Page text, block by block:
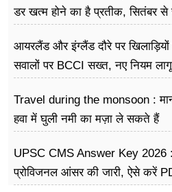
डर खत्म होने का है प्रतीक, सितंबर से
आयरलैंड और इंग्लैंड दौरे पर
सवालों पर BCCI सख्त, नए नियम लागू
Travel during the monsoon :
हवा में घुली नमी का मज़ा ले सकते हैं
UPSC CMS Answer Key 2026 :
प्रोविजनल आंसर की जारी, ऐसे करें